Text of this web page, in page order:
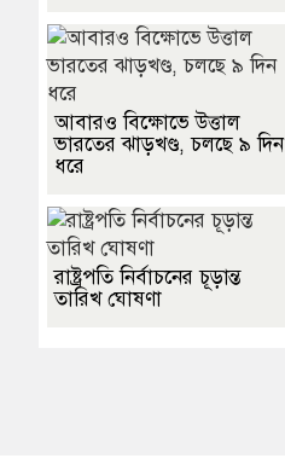
আবারও বিক্ষোভে উত্তাল
ভারতের ঝাড়খণ্ড, চলছে ৯ দিন
ধরে
রাষ্ট্রপতি নির্বাচনের চূড়ান্ত
তারিখ ঘোষণা